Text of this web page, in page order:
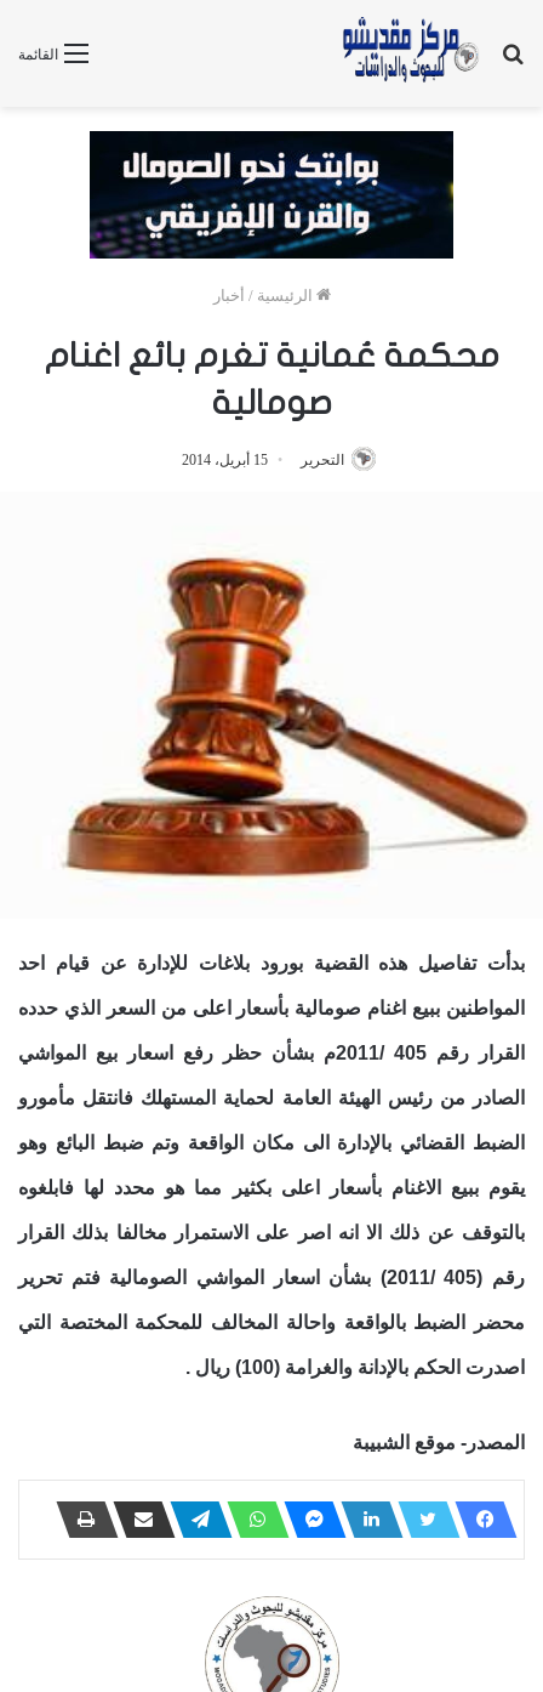
القائمة
بحث
الرئيسية / أخبار
محكمة عُمانية تغرم بائع اغنام
صومالية
التحرير 15 أبريل، 2014
بدأت تفاصيل هذه القضية بورود بلاغات للإدارة عن قيام احد
المواطنين ببيع اغنام صومالية بأسعار اعلى من السعر الذي حدده
القرار رقم 405 /2011م بشأن حظر رفع اسعار بيع المواشي
الصادر من رئيس الهيئة العامة لحماية المستهلك فانتقل مأمورو
الضبط القضائي بالإدارة الى مكان الواقعة وتم ضبط البائع وهو
يقوم ببيع الاغنام بأسعار اعلى بكثير مما هو محدد لها فابلغوه
بالتوقف عن ذلك الا انه اصر على الاستمرار مخالفا بذلك القرار
رقم (405 /2011) بشأن اسعار المواشي الصومالية فتم تحرير
محضر الضبط بالواقعة واحالة المخالف للمحكمة المختصة التي
اصدرت الحكم بالإدانة والغرامة (100) ريال .
المصدر- موقع الشبيبة